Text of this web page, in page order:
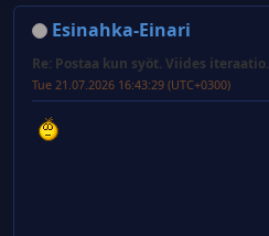
Esinahka-Einari
Re: Postaa kun syöt. Viides iteraatio.
Tue 21.07.2026 16:43:29 (UTC+0300)